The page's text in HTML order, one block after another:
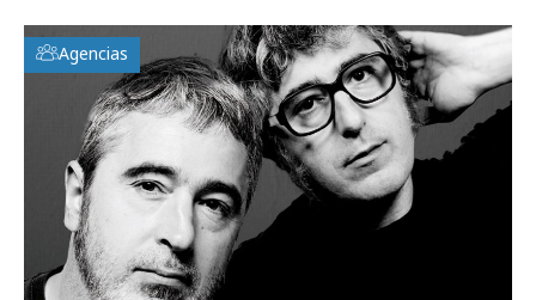
Agencias